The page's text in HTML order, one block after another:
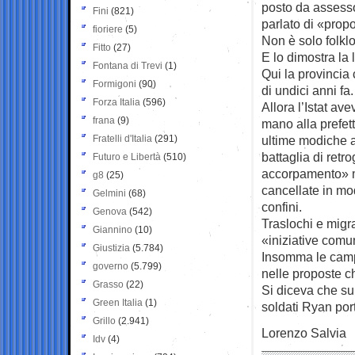
posto da
parlato di
Non è solo
E lo dimostra la
Qui la provincia
di undici anni fa.
Allora l’Istat
mano alla
ultime modiche
battaglia di
accorpamento»
cancellate in
confini.
Traslochi e
«iniziative
Insomma le
nelle proposte
Si diceva che
soldati Ryan
Lorenzo Salvia
Fini (821)
fioriere (5)
Fitto (27)
Fontana di Trevi (1)
Formigoni (90)
Forza Italia (596)
frana (9)
Fratelli d'Italia (291)
Futuro e Libertà (510)
g8 (25)
Gelmini (68)
Genova (542)
Giannino (10)
Giustizia (5.784)
governo (5.799)
Grasso (22)
Green Italia (1)
Grillo (2.941)
Idv (4)